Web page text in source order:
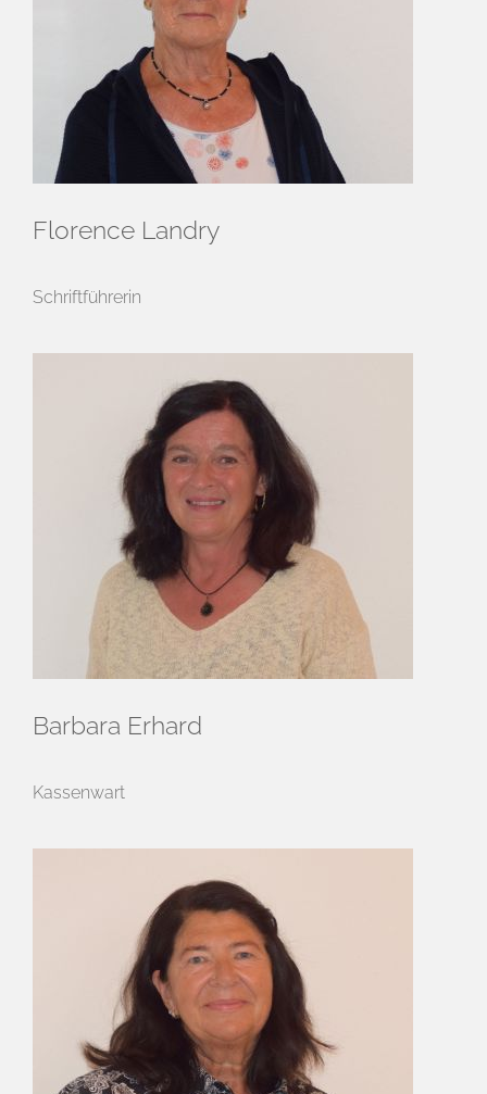
Florence Landry
Schriftführerin
Barbara Erhard
Kassenwart